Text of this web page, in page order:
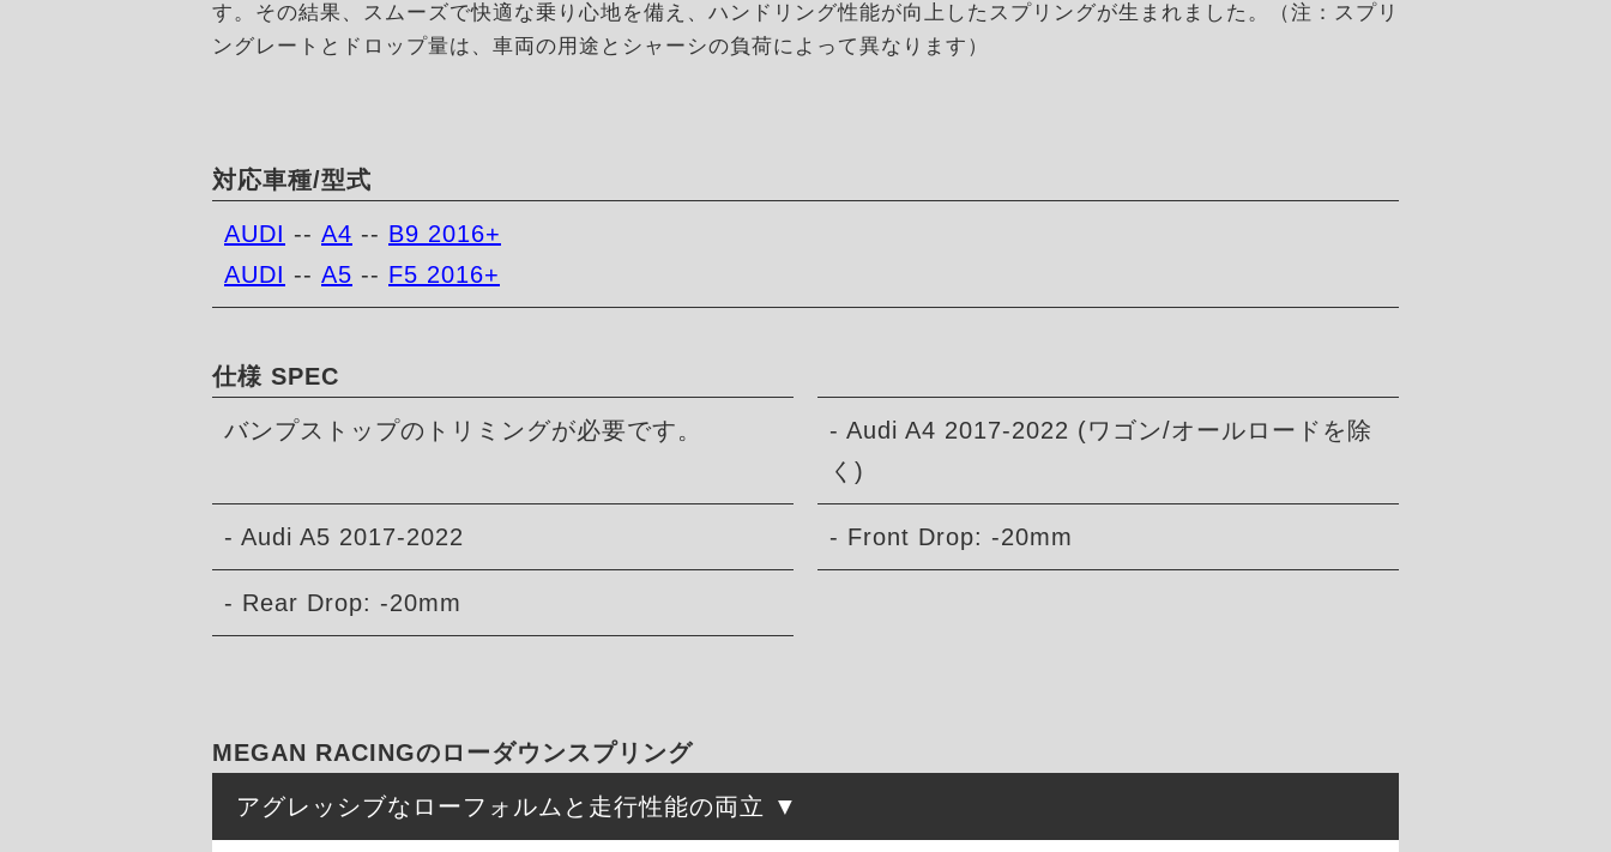
す。その結果、スムーズで快適な乗り心地を備え、ハンドリング性能が向上したスプリングが生まれました。（注：スプリ
ングレートとドロップ量は、車両の用途とシャーシの負荷によって異なります）
対応車種/型式
AUDI -- A4 -- B9 2016+
AUDI -- A5 -- F5 2016+
仕様 SPEC
バンプストップのトリミングが必要です。
- Audi A4 2017-2022 (ワゴン/オールロードを除
く)
- Audi A5 2017-2022 - Front Drop: -20mm
- Rear Drop: -20mm
MEGAN RACINGのローダウンスプリング
アグレッシブなローフォルムと走行性能の両立